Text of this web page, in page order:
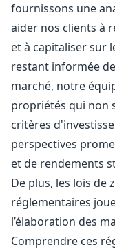
fournissons une
aider nos clients à
et à capitaliser sur
restant informée
marché, notre
propriétés qui non
critères
perspectives
et de rendements
De plus, les lois de
réglementaires
l’élaboration des
Comprendre ces